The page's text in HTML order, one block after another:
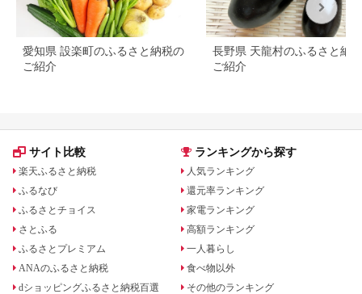
愛知県 設楽町のふるさと納税の
ご紹介
長野県 天龍村のふるさと納
ご紹介
サイト比較
楽天ふるさと納税
ふるなび
ふるさとチョイス
さとふる
ふるさとプレミアム
ANAのふるさと納税
dショッピングふるさと納税百選
ランキングから探す
人気ランキング
還元率ランキング
家電ランキング
高額ランキング
一人暮らし
食べ物以外
その他のランキング